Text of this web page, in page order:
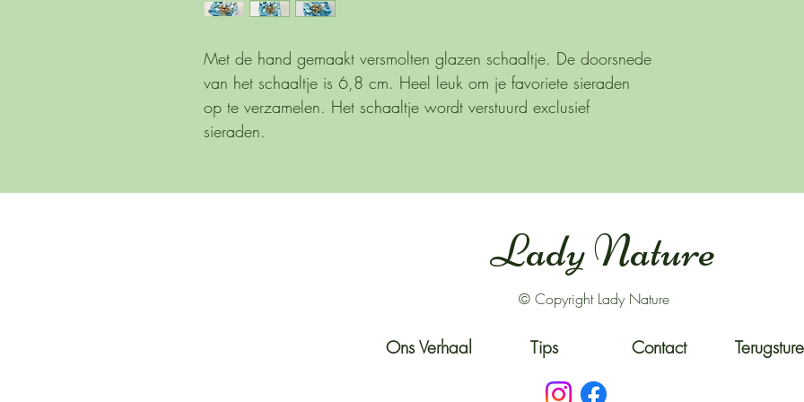
Met de hand gemaakt versmolten glazen schaaltje. De doorsnede
van het schaaltje is 6,8 cm. Heel leuk om je favoriete sieraden
op te verzamelen. Het schaaltje wordt verstuurd exclusief
sieraden.
Lady Nature
© Copyright Lady Nature
Ons Verhaal Tips Contact